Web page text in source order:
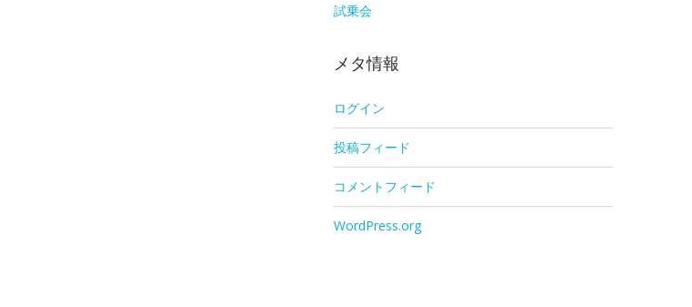
試乗会
メタ情報
ログイン
投稿フィード
コメントフィード
WordPress.org